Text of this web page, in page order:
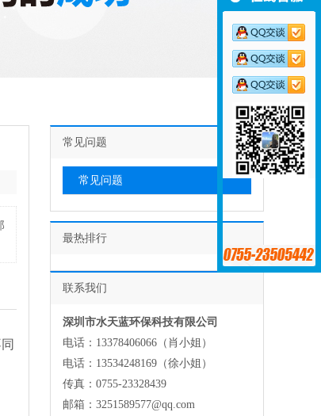
常见问题
常见问题
最热排行
联系我们
深圳市水天蓝环保科技有限公司
电话：13378406066（肖小姐）
电话：13534248169（徐小姐）
传真：0755-23328439
邮箱：3251589577@qq.com